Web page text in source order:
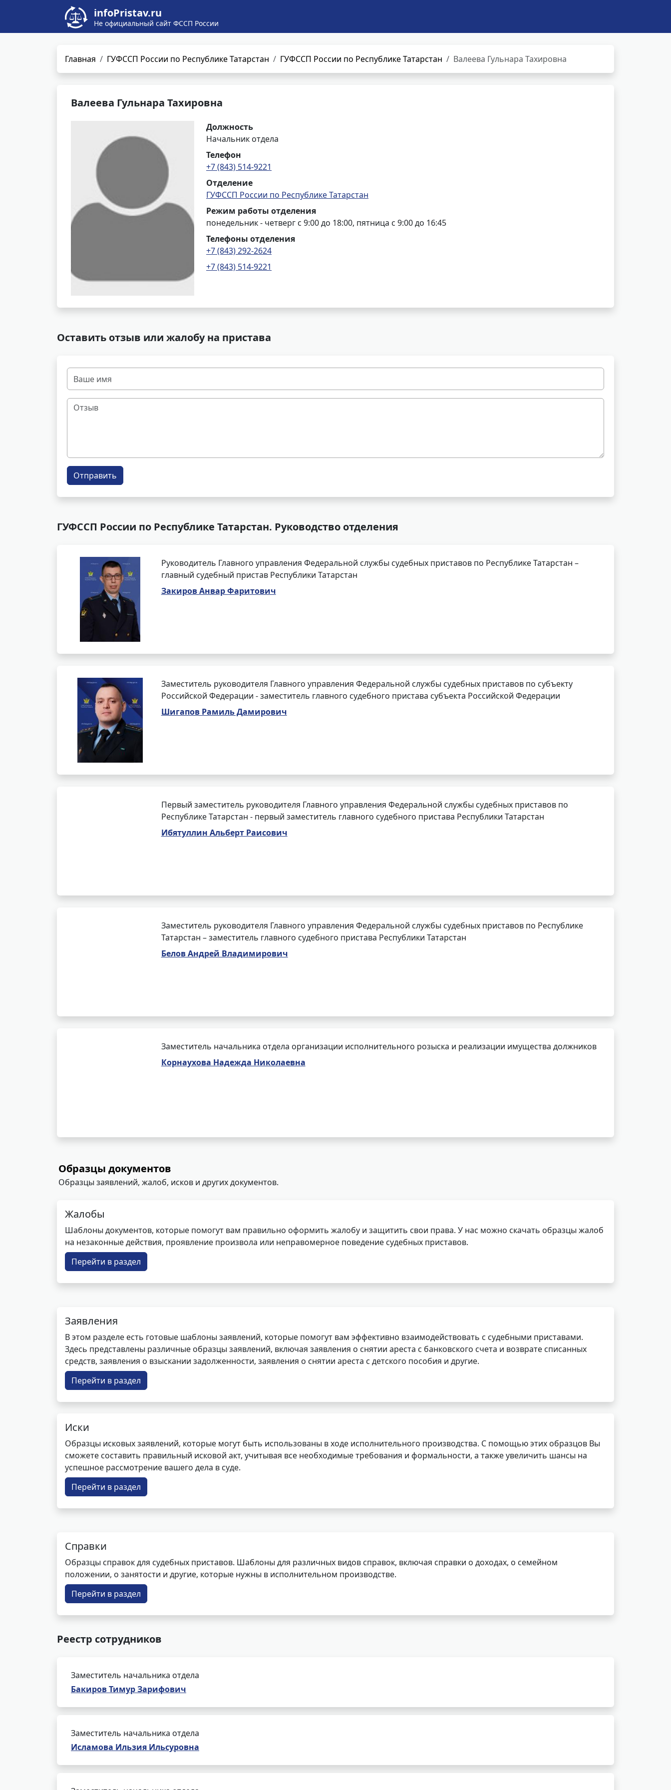
infoPristav.ru
Не официальный сайт ФССП России
Главная ГУФССП России по Республике Татарстан ГУФССП России по Республике Татарстан Валеева Гульнара Тахировна
Валеева Гульнара Тахировна
Должность
Начальник отдела
Телефон
+7 (843) 514-9221
Отделение
ГУФССП России по Республике Татарстан
Режим работы отделения
понедельник - четверг с 9:00 до 18:00, пятница с 9:00 до 16:45
Телефоны отделения
+7 (843) 292-2624
+7 (843) 514-9221
Оставить отзыв или жалобу на пристава
Отправить
ГУФССП России по Республике Татарстан. Руководство отделения
Руководитель Главного управления Федеральной службы судебных приставов по Республике Татарстан –
главный судебный пристав Республики Татарстан
Закиров Анвар Фаритович
Заместитель руководителя Главного управления Федеральной службы судебных приставов по субъекту
Российской Федерации - заместитель главного судебного пристава субъекта Российской Федерации
Шигапов Рамиль Дамирович
Первый заместитель руководителя Главного управления Федеральной службы судебных приставов по
Республике Татарстан - первый заместитель главного судебного пристава Республики Татарстан
Ибятуллин Альберт Раисович
Заместитель руководителя Главного управления Федеральной службы судебных приставов по Республике
Татарстан – заместитель главного судебного пристава Республики Татарстан
Белов Андрей Владимирович
Заместитель начальника отдела организации исполнительного розыска и реализации имущества должников
Корнаухова Надежда Николаевна
Образцы документов
Образцы заявлений, жалоб, исков и других документов.
Жалобы
Шаблоны документов, которые помогут вам правильно оформить жалобу и защитить свои права. У нас можно скачать образцы жалоб
на незаконные действия, проявление произвола или неправомерное поведение судебных приставов.
Перейти в раздел
Заявления
В этом разделе есть готовые шаблоны заявлений, которые помогут вам эффективно взаимодействовать с судебными приставами.
Здесь представлены различные образцы заявлений, включая заявления о снятии ареста с банковского счета и возврате списанных
средств, заявления о взыскании задолженности, заявления о снятии ареста с детского пособия и другие.
Перейти в раздел
Иски
Образцы исковых заявлений, которые могут быть использованы в ходе исполнительного производства. С помощью этих образцов Вы
сможете составить правильный исковой акт, учитывая все необходимые требования и формальности, а также увеличить шансы на
успешное рассмотрение вашего дела в суде.
Перейти в раздел
Справки
Образцы справок для судебных приставов. Шаблоны для различных видов справок, включая справки о доходах, о семейном
положении, о занятости и другие, которые нужны в исполнительном производстве.
Перейти в раздел
Реестр сотрудников
Заместитель начальника отдела
Бакиров Тимур Зарифович
Заместитель начальника отдела
Исламова Ильзия Ильсуровна